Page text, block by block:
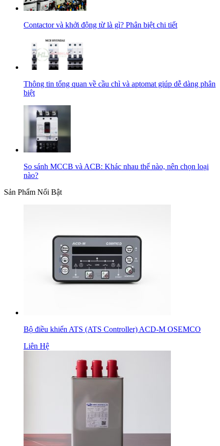
Contactor và khởi động từ là gì? Phân biệt chi tiết
Thông tin tổng quan về cầu chì và aptomat giúp dễ dàng phân
biệt
So sánh MCCB và ACB: Khác nhau thế nào, nên chọn loại
nào?
Sản Phẩm Nổi Bật
Bộ điều khiển ATS (ATS Controller) ACD-M OSEMCO
Liên Hệ